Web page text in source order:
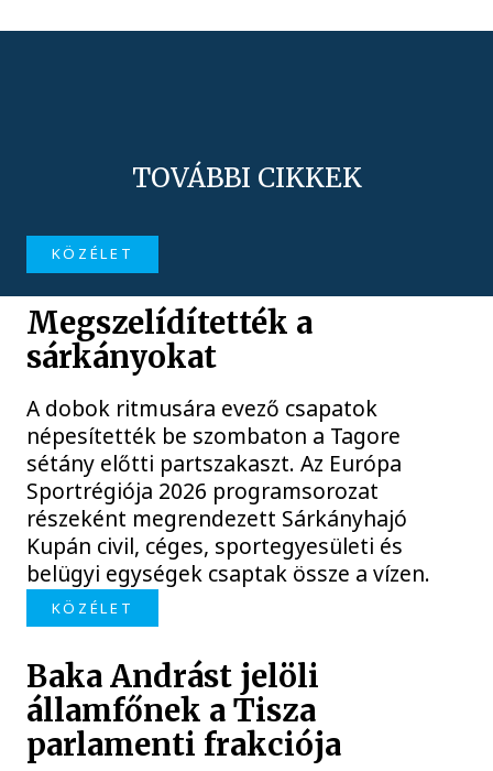
TOVÁBBI CIKKEK
KÖZÉLET
Megszelídítették a
sárkányokat
A dobok ritmusára evező csapatok
népesítették be szombaton a Tagore
sétány előtti partszakaszt. Az Európa
Sportrégiója 2026 programsorozat
részeként megrendezett Sárkányhajó
Kupán civil, céges, sportegyesületi és
belügyi egységek csaptak össze a vízen.
KÖZÉLET
Baka Andrást jelöli
államfőnek a Tisza
parlamenti frakciója